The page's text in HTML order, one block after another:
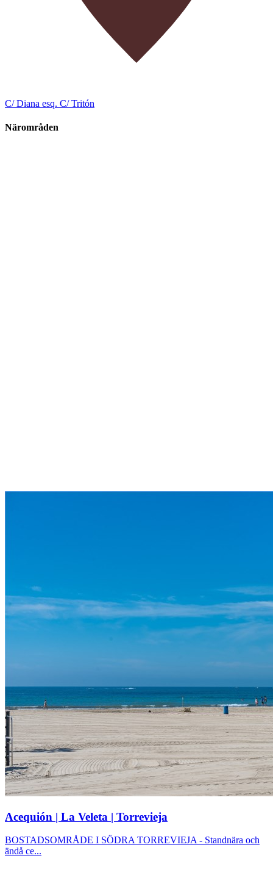
C/ Diana esq. C/ Tritón
Närområden
Acequión | La Veleta | Torrevieja
BOSTADSOMRÅDE I SÖDRA TORREVIEJA - Standnära och
ändå ce...